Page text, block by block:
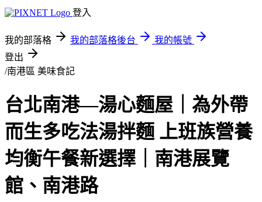
登入
我的部落格 我的部落格後台
我的帳號
登出
/南港區 美味食記
台北南港—湯心麵屋｜為外帶
而生多吃法湯拌麵 上班族營養
均衡午餐新選擇｜南港展覽
館、南港路